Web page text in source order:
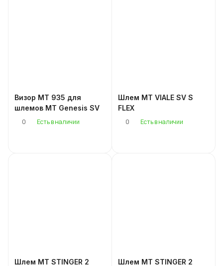
Визор MT 935 для
шлемов MT Genesis SV
0
Есть в наличии
Шлем MT VIALE SV S
FLEX
0
Есть в наличии
Шлем MT STINGER 2
Шлем MT STINGER 2